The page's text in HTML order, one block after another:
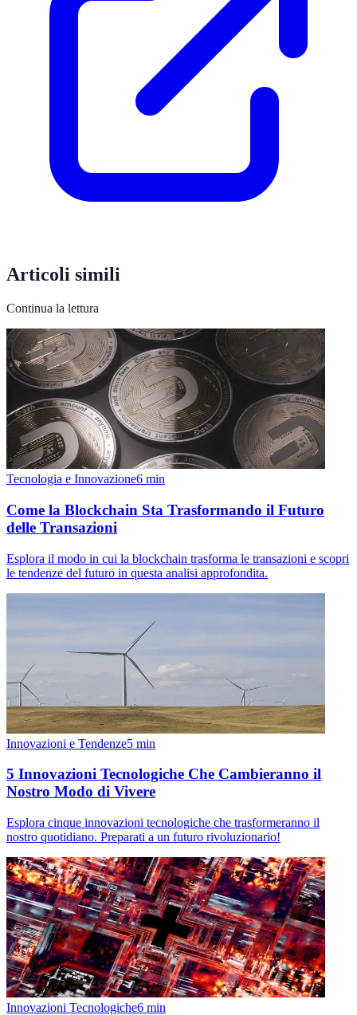
Articoli simili
Continua la lettura
Tecnologia e Innovazione6 min
Come la Blockchain Sta Trasformando il Futuro
delle Transazioni
Esplora il modo in cui la blockchain trasforma le transazioni e scopri
le tendenze del futuro in questa analisi approfondita.
Innovazioni e Tendenze5 min
5 Innovazioni Tecnologiche Che Cambieranno il
Nostro Modo di Vivere
Esplora cinque innovazioni tecnologiche che trasformeranno il
nostro quotidiano. Preparati a un futuro rivoluzionario!
Innovazioni Tecnologiche6 min